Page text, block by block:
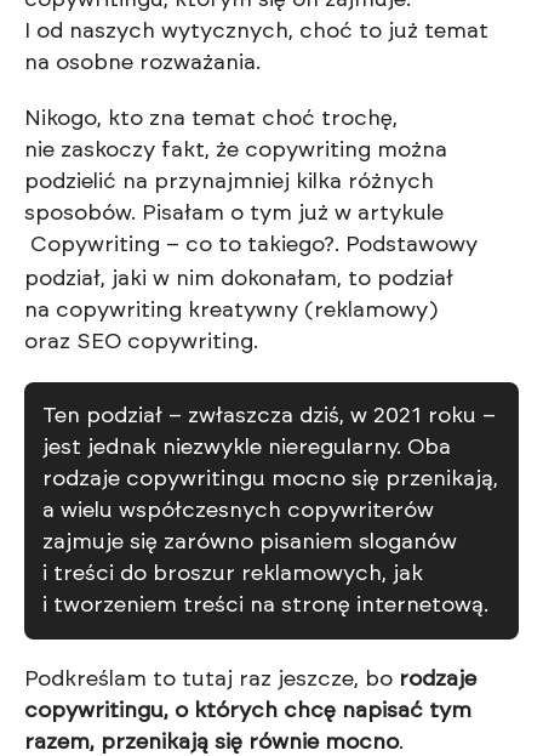
I od naszych wytycznych, choć to już temat
na osobne rozważania.
Nikogo, kto zna temat choć trochę,
nie zaskoczy fakt, że copywriting można
podzielić na przynajmniej kilka różnych
sposobów. Pisałam o tym już w artykule
Copywriting – co to takiego?. Podstawowy
podział, jaki w nim dokonałam, to podział
na copywriting kreatywny (reklamowy)
oraz SEO copywriting.
Ten podział – zwłaszcza dziś, w 2021 roku –
jest jednak niezwykle nieregularny. Oba
rodzaje copywritingu mocno się przenikają,
a wielu współczesnych copywriterów
zajmuje się zarówno pisaniem sloganów
i treści do broszur reklamowych, jak
i tworzeniem treści na stronę internetową.
Podkreślam to tutaj raz jeszcze, bo rodzaje
copywritingu, o których chcę napisać tym
razem, przenikają się równie mocno.